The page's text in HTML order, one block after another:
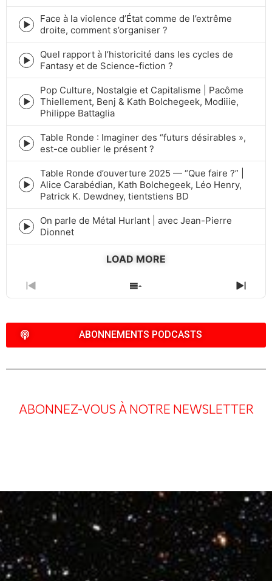
play
icon
Episode
play
icon
Face à la violence d’État comme de l’extrême
droite, comment s’organiser ?
Episode
play
icon
Quel rapport à l’historicité dans les cycles de
Fantasy et de Science-fiction ?
Episode
play
Pop Culture, Nostalgie et Capitalisme | Pacôme
Thiellement, Benj & Kath Bolchegeek, Modiiie,
Philippe Battaglia
Episode
play
icon
Table Ronde : Imaginer des “futurs désirables »,
est-ce oublier le présent ?
Episode
play
Table Ronde d’ouverture 2025 — “Que faire ?” |
Alice Carabédian, Kath Bolchegeek, Léo Henry,
Patrick K. Dewdney, tientstiens BD
Episode
play
On parle de Métal Hurlant | avec Jean-Pierre
Dionnet
LOAD MORE
PREVIOUS
EPISODE
SHOW
EPISODES
NEXT
ABONNEMENTS PODCASTS
ABONNEZ-VOUS À NOTRE NEWSLETTER